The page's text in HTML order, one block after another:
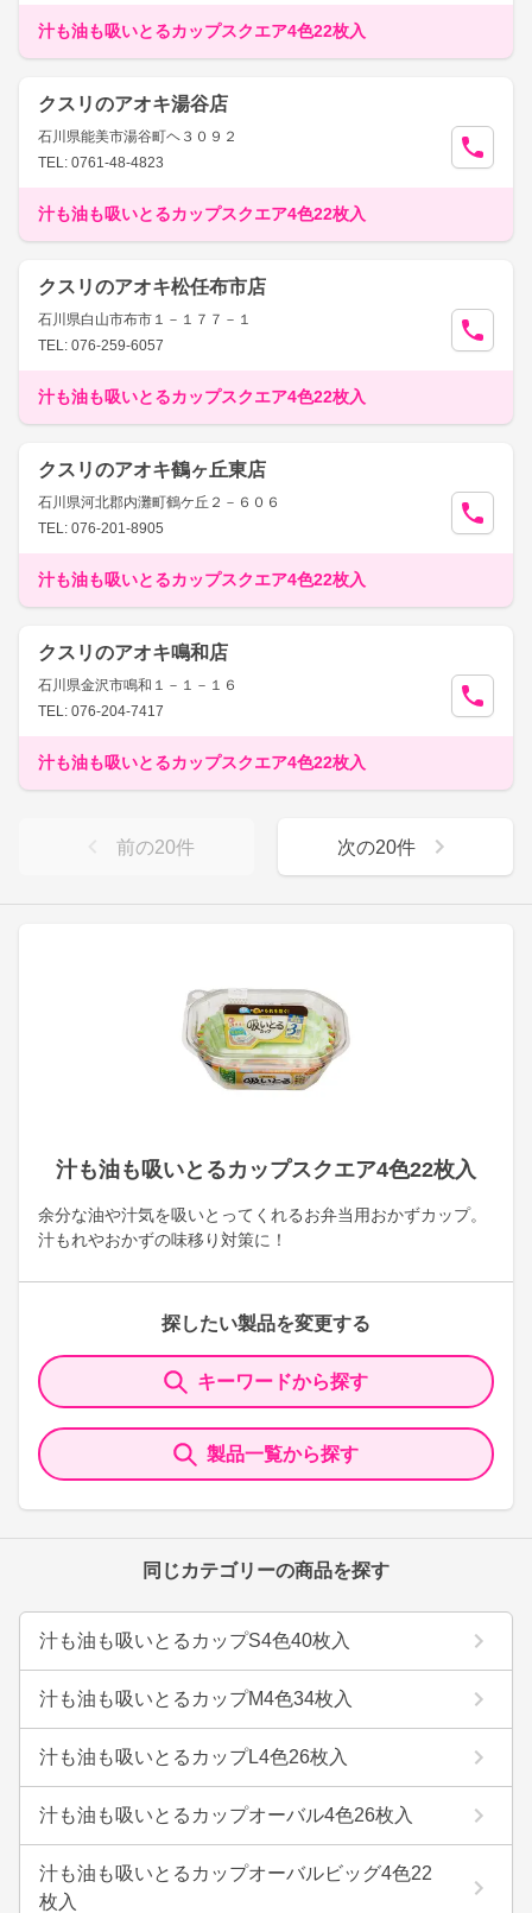
汁も油も吸いとるカップスクエア4色22枚入
余分な油や汁気を吸いとってくれるお弁当用おかずカップ。
汁もれやおかずの味移り対策に！
探したい製品を変更する
キーワードから探す
製品一覧から探す
同じカテゴリーの商品を探す
汁も油も吸いとるカップS4色40枚入
汁も油も吸いとるカップM4色34枚入
汁も油も吸いとるカップL4色26枚入
汁も油も吸いとるカップオーバル4色26枚入
汁も油も吸いとるカップオーバルビッグ4色22
枚入
汁も油も吸いとるカップスクエア4色22枚入
クスリのアオキ湯谷店
石川県能美市湯谷町ヘ３０９２
TEL: 0761-48-4823
汁も油も吸いとるカップスクエア4色22枚入
クスリのアオキ松任布市店
石川県白山市布市１－１７７－１
TEL: 076-259-6057
汁も油も吸いとるカップスクエア4色22枚入
クスリのアオキ鶴ヶ丘東店
石川県河北郡内灘町鶴ケ丘２－６０６
TEL: 076-201-8905
汁も油も吸いとるカップスクエア4色22枚入
クスリのアオキ鳴和店
石川県金沢市鳴和１－１－１６
TEL: 076-204-7417
汁も油も吸いとるカップスクエア4色22枚入
前の20件 次の20件